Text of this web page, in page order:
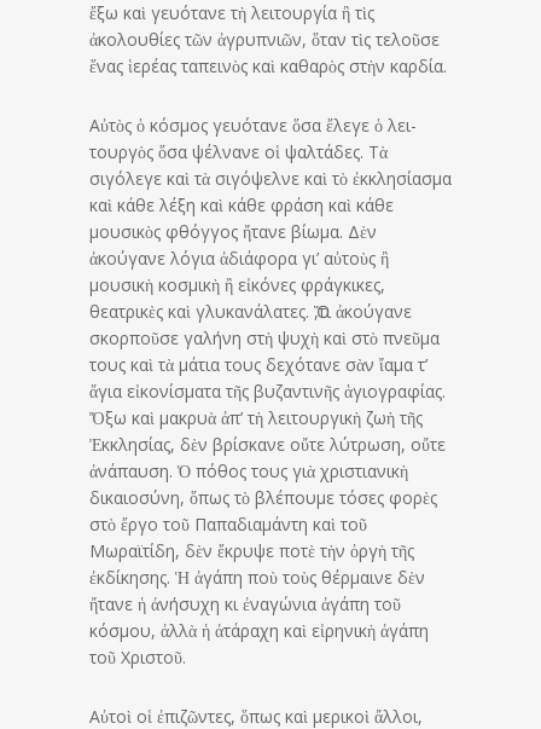
ἔξω καὶ γευότανε τὴ λειτουργία ἢ τὶς
ἀκολουθίες τῶν ἀγρυπνιῶν, ὅταν τὶς τελοῦσε
ἕνας ἱερέας ταπεινὸς καὶ καθαρὸς στὴν καρδία.
Αὐτὸς ὁ κόσμος γευότανε ὅσα ἔλεγε ὁ λει­
τουργὸς ὅσα ψέλνανε οἱ ψαλτάδες. Τὰ
σιγόλεγε καὶ τὰ σιγόψελνε καὶ τὸ ἐκκλησίασμα
καὶ κάθε λέξη καὶ κάθε φράση καὶ κάθε
μουσικὸς φθόγγος ἤτανε βίωμα. Δὲν
ἀκούγανε λόγια ἀδιάφορα γι’ αὐτοὺς ἢ
μουσικὴ κοσμικὴ ἢ εἰκόνες φράγκικες,
θεατρικὲς καὶ γλυκανάλατες. Ὅ,τι ἀκούγανε
σκορποῦσε γαλήνη στὴ ψυχὴ καὶ στὸ πνεῦμα
τους καὶ τὰ μάτια τους δεχότανε σὰν ἴαμα τ’
ἅγια εἰκονί­σματα τῆς βυζαντινῆς ἁγιογραφίας.
Ὄξω καὶ μακρυὰ ἀπ’ τὴ λειτουργικὴ ζωὴ τῆς
Ἐκκλησίας, δὲν βρίσκανε οὔτε λύτρωση, οὔτε
ἀνάπαυση. Ὁ πόθος τους γιὰ χριστιανικὴ
δικαιοσύνη, ὅπως τὸ βλέπουμε τόσες φορὲς
στὸ ἔργο τοῦ Παπαδιαμάντη καὶ τοῦ
Μωραϊτίδη, δὲν ἔκρυψε ποτὲ τὴν ὀργὴ τῆς
ἐκδίκησης. Ἡ ἀγάπη ποὺ τοὺς θέρμαινε δὲν
ἤτανε ἡ ἀνήσυχη κι ἐναγώνια ἀγάπη τοῦ
κόσμου, ἀλλὰ ἡ ἀτάραχη καὶ εἰρηνικὴ ἀγάπη
τοῦ Χριστοῦ.
Αὐτοὶ οἱ ἐπιζῶντες, ὅπως καὶ μερικοὶ ἄλλοι,